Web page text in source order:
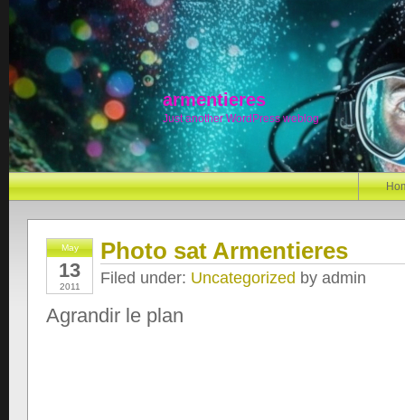
armentieres
Just another WordPress weblog
May
13
2011
Photo sat Armentieres
Filed under: Uncategorized by admin
Agrandir le plan